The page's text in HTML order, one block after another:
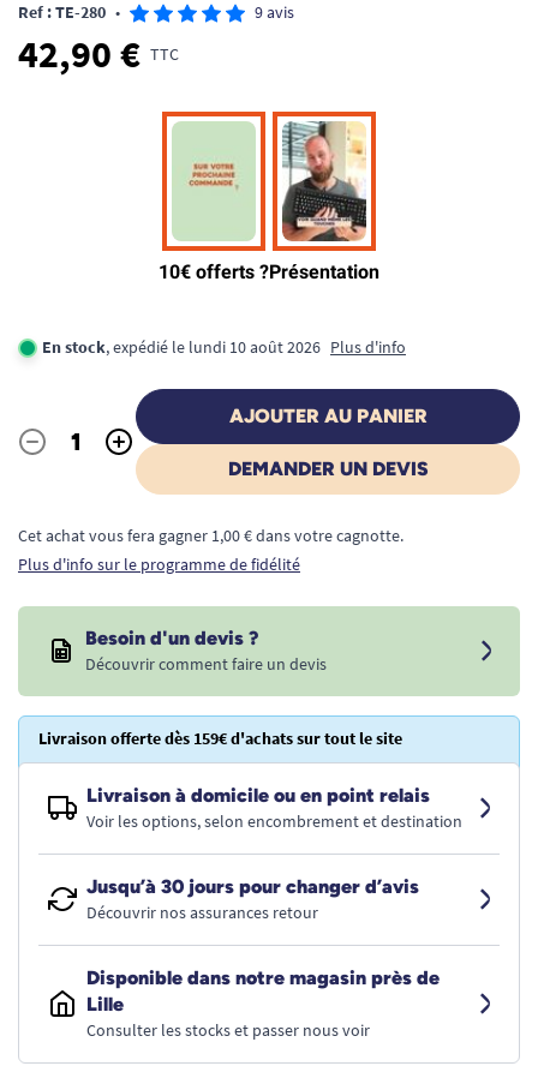
Ref : TE-280 • 9 avis
42,90 € TTC
En stock, expédié le lundi 10 août 2026 Plus d'info
Quantité
- +
AJOUTER AU PANIER
DEMANDER UN DEVIS
Cet achat vous fera gagner 1,00 € dans votre cagnotte.
Plus d'info sur le programme de fidélité
Besoin d'un devis ?
Découvrir comment faire un devis
Livraison offerte dès 159€ d'achats sur tout le site
Livraison à domicile ou en point relais
Voir les options, selon encombrement et destination
Jusqu’à 30 jours pour changer d’avis
Découvrir nos assurances retour
Disponible dans notre magasin près de
Lille
Consulter les stocks et passer nous voir